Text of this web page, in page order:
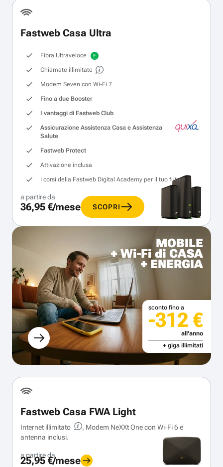
Fastweb Casa Ultra
Fibra Ultraveloce
Chiamate illimitate
Modem Seven con Wi‑Fi 7
Fino a due Booster
I vantaggi di Fastweb Club
Assicurazione Assistenza Casa e Assistenza
Salute
Fastweb Protect
Attivazione inclusa
I corsi della Fastweb Digital Academy per il tuo futuro
a partire da
36,95 €/mese SCOPRI
MOBILE
+ Wi-Fi di CASA
+ ENERGIA
sconto fino a
-312 €
all'anno
+ giga illimitati
Fastweb Casa FWA Light
Internet illimitato
, Modem NeXXt One con Wi‑Fi 6 e
antenna inclusi.
a partire da
25,95 €/mese